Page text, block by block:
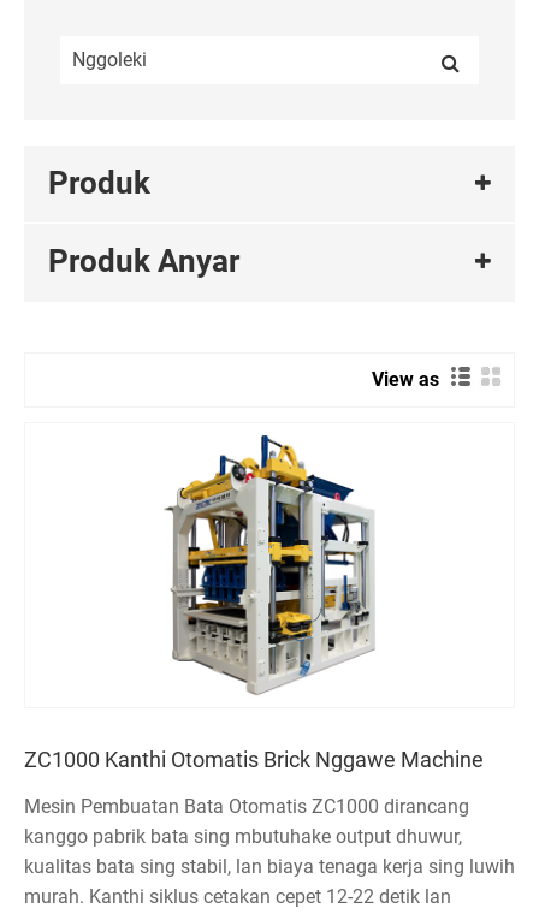
Produk
Produk Anyar
View as
ZC1000 Kanthi Otomatis Brick Nggawe Machine
Mesin Pembuatan Bata Otomatis ZC1000 dirancang
kanggo pabrik bata sing mbutuhake output dhuwur,
kualitas bata sing stabil, lan biaya tenaga kerja sing luwih
murah. Kanthi siklus cetakan cepet 12-22 detik lan